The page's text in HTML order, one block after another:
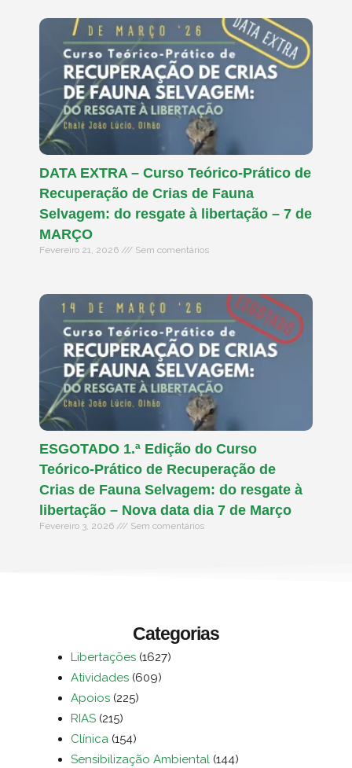
DATA EXTRA – Curso Teórico-Prático de
Recuperação de Crias de Fauna
Selvagem: do resgate à libertação – 7 de
MARÇO
Fevereiro 21, 2026 Sem comentários
ESGOTADO 1.ª Edição do Curso
Teórico-Prático de Recuperação de
Crias de Fauna Selvagem: do resgate à
libertação – Nova data dia 7 de Março
Fevereiro 3, 2026 Sem comentários
Categorias
Libertações (1627)
Atividades (609)
Apoios (225)
RIAS (215)
Clínica (154)
Sensibilização Ambiental (144)